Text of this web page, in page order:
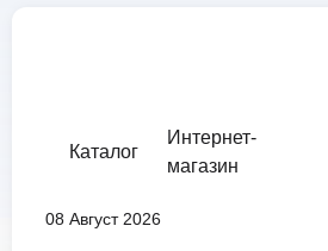
Каталог
Интернет-
магазин
08 Август 2026